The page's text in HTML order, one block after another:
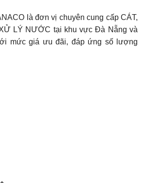
là đơn vị chuyên cung cấp CÁT,
LÝ NƯỚC tại khu vực Đà Nẵng và
mức giá ưu đãi, đáp ứng số lượng